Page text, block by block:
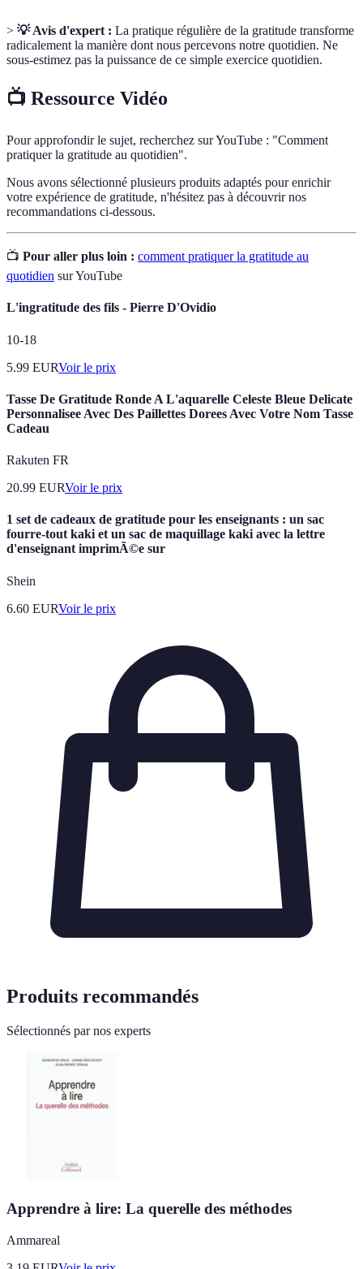
> 💡 Avis d'expert : La pratique régulière de la gratitude transforme
radicalement la manière dont nous percevons notre quotidien. Ne
sous-estimez pas la puissance de ce simple exercice quotidien.
📺 Ressource Vidéo
Pour approfondir le sujet, recherchez sur YouTube : "Comment
pratiquer la gratitude au quotidien".
Nous avons sélectionné plusieurs produits adaptés pour enrichir
votre expérience de gratitude, n'hésitez pas à découvrir nos
recommandations ci-dessous.
📺 Pour aller plus loin : comment pratiquer la gratitude au
quotidien sur YouTube
L'ingratitude des fils - Pierre D'Ovidio
10-18
5.99 EURVoir le prix
Tasse De Gratitude Ronde A L'aquarelle Celeste Bleue Delicate
Personnalisee Avec Des Paillettes Dorees Avec Votre Nom Tasse
Cadeau
Rakuten FR
20.99 EURVoir le prix
1 set de cadeaux de gratitude pour les enseignants : un sac
fourre-tout kaki et un sac de maquillage kaki avec la lettre
d'enseignant imprimÃ©e sur
Shein
6.60 EURVoir le prix
Produits recommandés
Sélectionnés par nos experts
Apprendre à lire: La querelle des méthodes
Ammareal